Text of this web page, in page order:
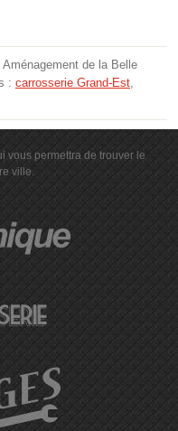
de la Belle
: carrosserie Grand-Est,
vous permettra de trouver le
ville.